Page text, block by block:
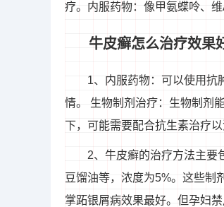
疗。内服药物：像甲氨蝶呤、
牛皮癣怎么治疗效果
1、内服药物：可以使用抗
情。 生物制剂治疗：生物制剂
下，可能需要配合抗生素治疗以
2、牛皮癣的治疗方法主要
豆馏油等，浓度为5%。这些制
掌跖银屑病效果最好。但孕妇禁